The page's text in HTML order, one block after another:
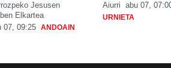
Jesusen
Elkartea
07, 09:25 ANDOAIN
Aiurri abu 07,
URNIETA